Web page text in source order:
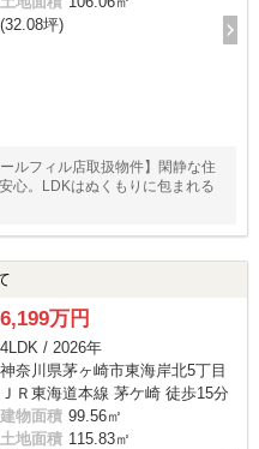
(32.08坪)
ルフィル店取扱物件】閑静な住
心。LDKはぬくもりに包まれる
6,199万円
4LDK / 2026年
神奈川県茅ヶ崎市東海岸北5丁目
ＪＲ東海道本線 茅ケ崎 徒歩15分
建物面積 99.56㎡
土地面積 115.83㎡